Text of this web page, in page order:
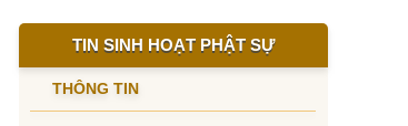
TIN SINH HOẠT PHẬT SỰ
THÔNG TIN